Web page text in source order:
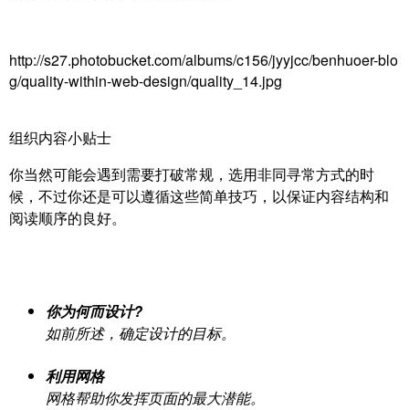
http://s27.photobucket.com/albums/c156/jyyjcc/benhuoer-blo
g/quality-within-web-design/quality_14.jpg
组织内容小贴士
你当然可能会遇到需要打破常规，选用非同寻常方式的时
候，不过你还是可以遵循这些简单技巧，以保证内容结构和
阅读顺序的良好。
你为何而设计?
如前所述，确定设计的目标。
利用网格
网格帮助你发挥页面的最大潜能。